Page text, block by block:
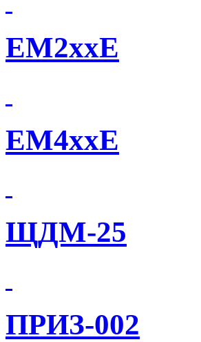
EM2xxE
EM4xxE
ЩДМ-25
ПРИЗ-002